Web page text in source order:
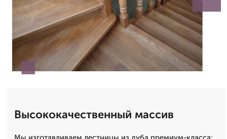
Высококачественный массив